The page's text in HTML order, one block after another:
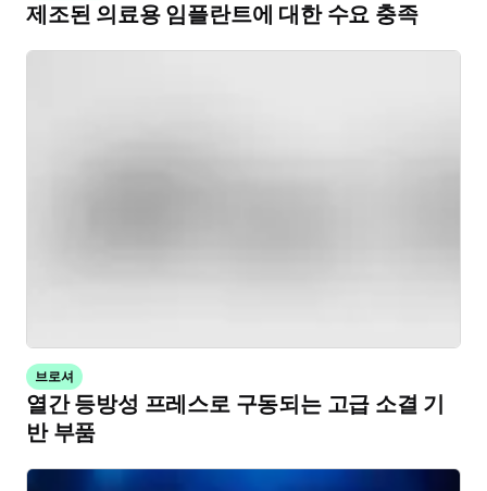
제조된 의료용 임플란트에 대한 수요 충족
브로셔
열간 등방성 프레스로 구동되는 고급 소결 기
반 부품